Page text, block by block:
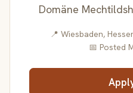
Domäne
📍 Wiesbaden,
📅 Posted